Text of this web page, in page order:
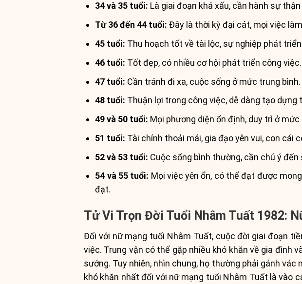
34 và 35 tuổi: Là giai đoạn khá xấu, cần hành sự
Từ 36 đến 44 tuổi: Đây là thời kỳ đại cát, mọi việc
45 tuổi: Thu hoạch tốt về tài lộc, sự nghiệp phát
46 tuổi: Tốt đẹp, có nhiều cơ hội phát triển công việc.
47 tuổi: Cần tránh đi xa, cuộc sống ở mức trung bình.
48 tuổi: Thuận lợi trong công việc, dễ dàng tạo dựng
49 và 50 tuổi: Mọi phương diện ổn định, duy trì ở mức
51 tuổi: Tài chính thoải mái, gia đạo yên vui, con cái
52 và 53 tuổi: Cuộc sống bình thường, cần chú ý đến
54 và 55 tuổi: Mọi việc yên ổn, có thể đạt được
đạt.
Tử Vi Trọn Đời Tuổi Nhâm Tuất 1982:
Đối với nữ mạng tuổi Nhâm Tuất, cuộc đời giai đoạn
việc. Trung vận có thể gặp nhiều khó khăn về gia đình
sướng. Tuy nhiên, nhìn chung, họ thường phải gánh
khó khăn nhất đối với nữ mạng tuổi Nhâm Tuất là vào